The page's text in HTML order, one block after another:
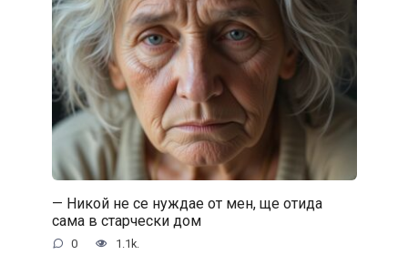
— Никой не се нуждае от мен, ще отида
сама в старчески дом
0 1.1k.